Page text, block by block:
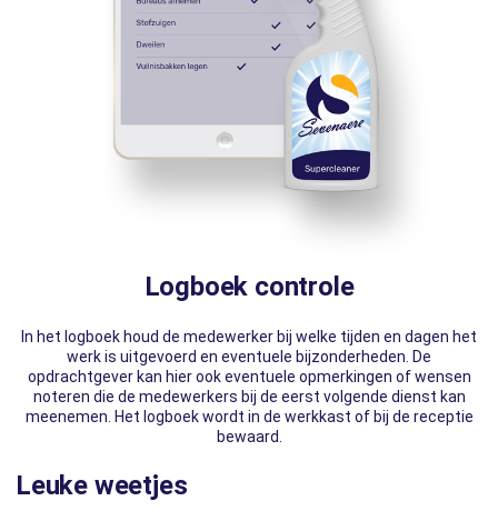
Logboek controle
In het logboek houd de medewerker bij welke tijden en dagen het
werk is uitgevoerd en eventuele bijzonderheden. De
opdrachtgever kan hier ook eventuele opmerkingen of wensen
noteren die de medewerkers bij de eerst volgende dienst kan
meenemen. Het logboek wordt in de werkkast of bij de receptie
bewaard.
Leuke weetjes